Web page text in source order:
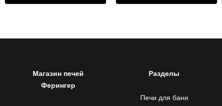
Магазин печей
Ферингер
Разделы
Печи для бани